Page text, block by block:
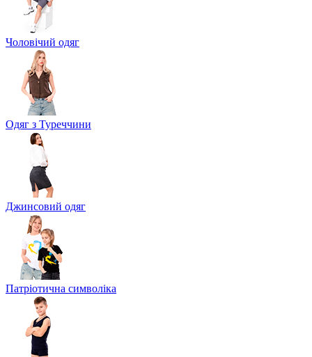
Чоловічий одяг
Одяг з Туреччини
Джинсовий одяг
Патріотична символіка